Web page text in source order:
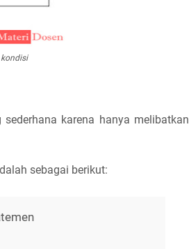
karena hanya melibatkan
sebagai berikut: